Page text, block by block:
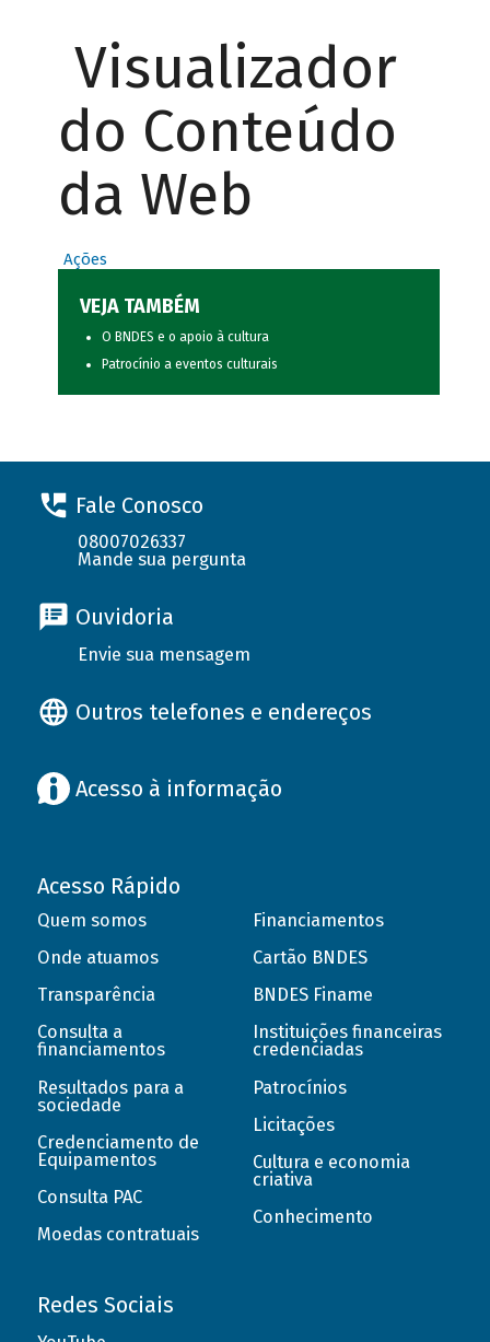
Visualizador
do Conteúdo
da Web
Ações
VEJA TAMBÉM
O BNDES e o apoio à cultura
Patrocínio a eventos culturais
Fale Conosco
08007026337
Mande sua pergunta
Ouvidoria
Envie sua mensagem
Outros telefones e endereços
Acesso à informação
Acesso Rápido
Quem somos
Onde atuamos
Transparência
Consulta a
financiamentos
Resultados para a
sociedade
Credenciamento de
Equipamentos
Consulta PAC
Moedas contratuais
Financiamentos
Cartão BNDES
BNDES Finame
Instituições financeiras
credenciadas
Patrocínios
Licitações
Cultura e economia
criativa
Conhecimento
Redes Sociais